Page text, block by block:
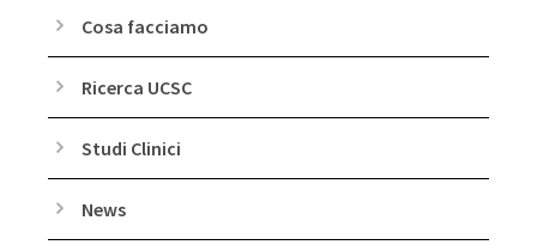
Cosa facciamo
Ricerca UCSC
Studi Clinici
News